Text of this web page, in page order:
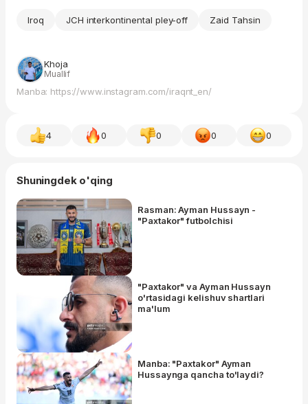
Iroq JCH interkontinental pley-off Zaid Tahsin
Khoja
Muallif
Manba: https://www.instagram.com/iraqnt_en/
4 0 0 0 0
Shuningdek o'qing
Rasman: Ayman Hussayn -
"Paxtakor" futbolchisi
"Paxtakor" va Ayman Hussayn
o'rtasidagi kelishuv shartlari
ma'lum
Manba: "Paxtakor" Ayman
Hussaynga qancha to'laydi?